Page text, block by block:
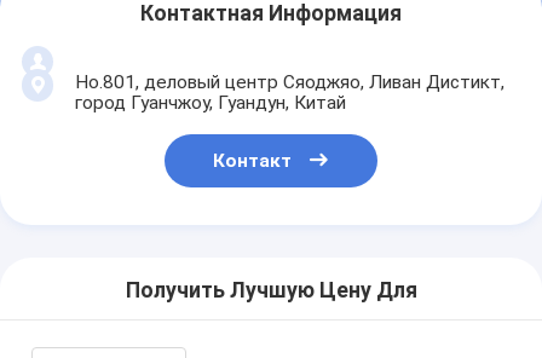
Контактная Информация
Но.801, деловый центр Сяоджяо, Ливан Дистикт,
город Гуанчжоу, Гуандун, Китай
Контакт
Получить Лучшую Цену Для